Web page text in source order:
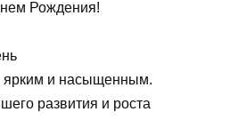
Рождения!
ярким и насыщенным.
развития и роста